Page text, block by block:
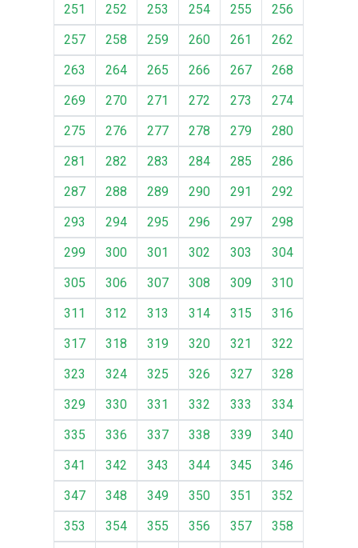
251
252 253 254 255
256
257
258 259 260 261
262
263
264 265 266 267
268
269
270 271 272 273
274
275
276 277 278 279
280
281
282 283 284 285
286
287
288 289 290 291
292
293
294 295 296 297
298
299
300 301 302 303
304
305
306 307 308 309
310
311
312 313 314 315
316
317
318 319 320 321
322
323
324 325 326 327
328
329
330 331 332 333
334
335
336 337 338 339
340
341
342 343 344 345
346
347
348 349 350 351
352
353
354 355 356 357
358